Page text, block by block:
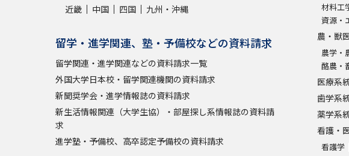
近畿
中国 四国 九州・沖縄
留学・進学関連、塾・予備校などの資料請求
留学関連・進学関連などの資料請求一覧
外国大学日本校・留学関連機関の資料請求
新聞奨学会・進学情報誌の資料請求
新生活情報関連（大学生協）・部屋探し系情報誌の資料請
求
進学塾・予備校、高卒認定予備校の資料請求
材料工
資源・
農・獣
農学・
酪農・
医療系
歯学系
薬学系
看護・
看護学